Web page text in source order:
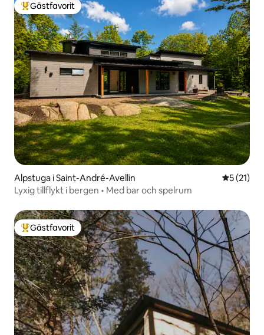
Populär gästfavorit
Gästfavorit
Alpstuga i Saint-André-Avellin 5 av 5 i
5 (21)
Lyxig tillflykt i bergen • Med bar och spelrum
Populär gästfavorit
Gästfavorit